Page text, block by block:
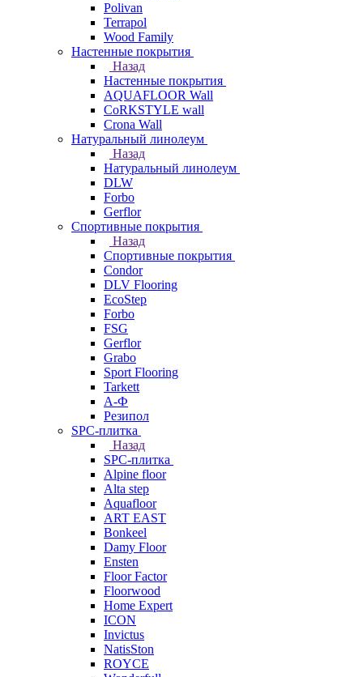
Polivan
Terrapol
Wood Family
Настенные покрытия
Назад
Настенные покрытия
AQUAFLOOR Wall
CoRKSTYLE wall
Crona Wall
Натуральный линолеум
Назад
Натуральный линолеум
DLW
Forbo
Gerflor
Спортивные покрытия
Назад
Спортивные покрытия
Condor
DLV Flooring
EcoStep
Forbo
FSG
Gerflor
Grabo
Sport Flooring
Tarkett
А-Ф
Резипол
SPC-плитка
Назад
SPC-плитка
Alpine floor
Alta step
Aquafloor
ART EAST
Bonkeel
Damy Floor
Ensten
Floor Factor
Floorwood
Home Expert
ICON
Invictus
NatisSton
ROYCE